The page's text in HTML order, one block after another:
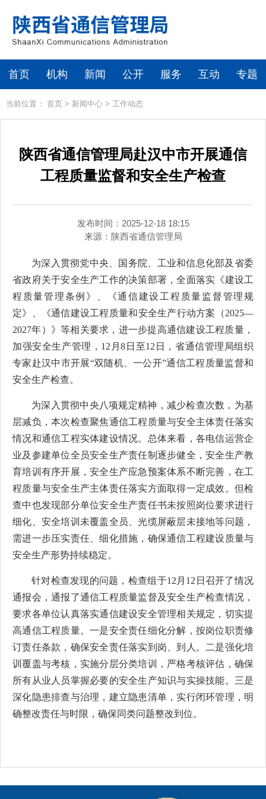
首页 机构 新闻 公开 服务 互动 专题
当前位置： 首页 > 新闻中心 > 工作动态
陕西省通信管理局赴汉中市开展通信
工程质量监督和安全生产检查
发布时间：2025-12-18 18:15
来源： 陕西省通信管理局
为深入贯彻党中央、国务院、工业和信息化部及省委
省政府关于安全生产工作的决策部署 ，全面落实 《建设工
程质量管理条例》、《通信建设工程质量监督管理规
定》、
《通信建设工程质量和安全生产行动方案（2025—
2027年）》等相关要求 ，进一步提高通信建设工程质量，
加强安全生产管理， 12 月8 日至12 日 ， 省通信管理局组织
专家赴汉中市开展“双随机、一公开”通信工程质量监督和
安全生产检查。
为深入贯彻中央八项规定精神 ，减少检查次数，为基
层减负，本次检查聚焦通信工程质量与安全主体责任落实
情况和通信工程实体建设情况。 总体来看，各电信运营企
业及参建单位全员安全生产责任制逐步健全，安全生产教
育培训有序开展，安全生产应急预案体系不断完善，在工
程质量与安全生产主体责任落实方面取得一定成效。但检
查中也发现部分单位安全生产责任书未按照岗位要求进行
细化 、安全培训未覆盖全员、光缆屏蔽层未接地等问题，
需进一步压实责任、细化措施，确保通信工程建设质量与
安全生产形势持续稳定。
针对检查发现的问题， 检查组 于12 月 12 日召开了情况
通报会 ， 通报了通信工程质量监督及安全生产检查情况，
要求各单位认真落实通信建设安全管理相关规定，切实提
高通信工程质量。 一是安全责任细化分解 ，按岗位职责修
订责任条款，确保安全责任落实到岗、到人 。二是强化培
训覆盖与考核 ，实施分层分类培训，严格考核评估，确保
所有从业人员掌握必要的安全生产知识与实操技能。三是
深化隐患排查与治理 ，建立隐患清单，实行闭环管理，明
确整改责任与时限，确保同类问题整改到位。